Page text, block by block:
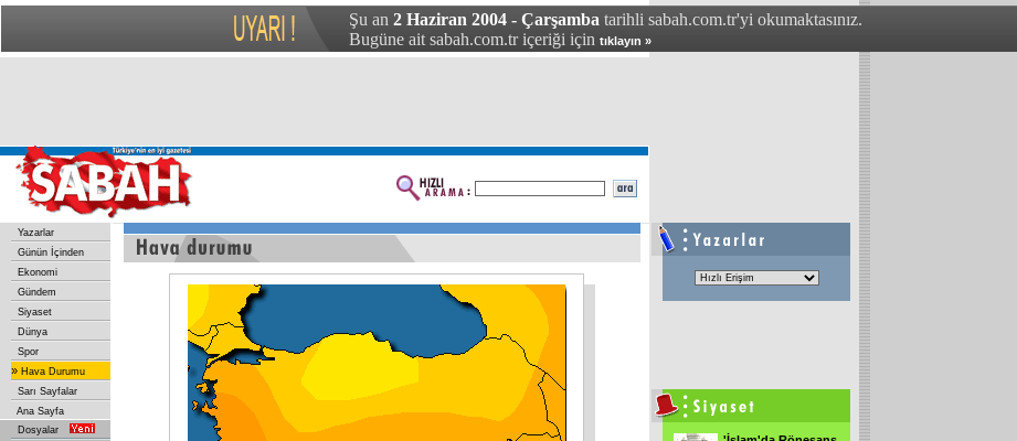
Şu an 2 Haziran 2004 - Çarşamba tarihli sabah.com.tr'yi okumaktasınız.
Bugüne ait sabah.com.tr içeriği için tıklayın »
Yazarlar
Günün İçinden
Ekonomi
Gündem
Siyaset
Dünya
Spor
» Hava Durumu
Sarı Sayfalar
Ana Sayfa
Dosyalar